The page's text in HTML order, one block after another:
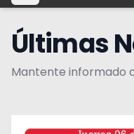
Últimas
Mantente informado